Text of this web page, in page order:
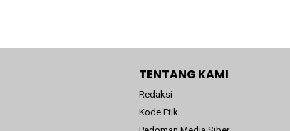
TENTANG KAMI
Redaksi
Kode Etik